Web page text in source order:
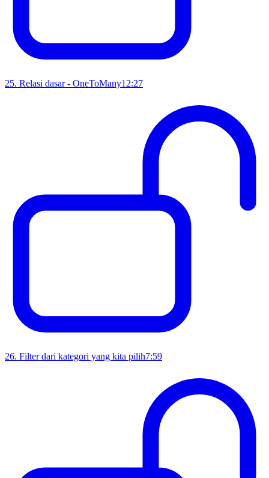
25. Relasi dasar - OneToMany12:27
26. Filter dari kategori yang kita pilih7:59